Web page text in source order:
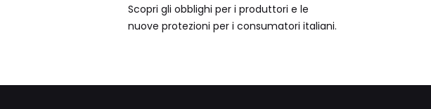
Scopri gli obblighi per i produttori e le
nuove protezioni per i consumatori italiani.